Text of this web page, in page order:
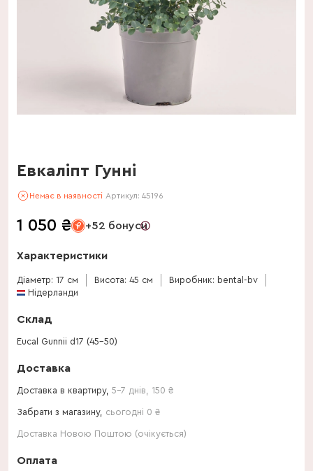
Евкаліпт Гунні
Немає в наявності Артикул: 45196
1 050 ₴ +52 бонуси
Характеристики
Діаметр: 17 см Висота: 45 см
Виробник: bental-bv
Нідерланди
Склад
Eucal Gunnii d17 (45-50)
Доставка
Доставка в квартиру, 5-7 днів 150 ₴
Забрати з магазину, сьогодні 0 ₴
Доставка Новою Поштою (очікується)
Оплата